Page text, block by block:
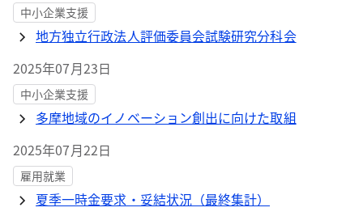
中小企業支援
地方独立行政法人評価委員会試験研究分科会
2025年07月23日
中小企業支援
多摩地域のイノベーション創出に向けた取組
2025年07月22日
雇用就業
夏季一時金要求・妥結状況（最終集計）